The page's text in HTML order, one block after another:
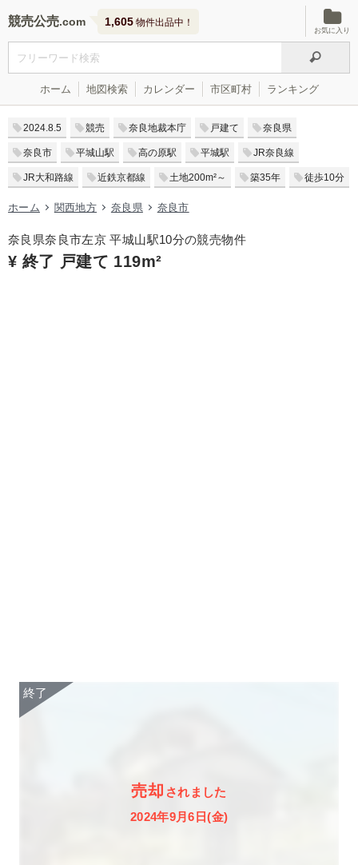
競売公売 1,605 物件出品中！
お気に入り
ホーム 地図検索 カレンダー 市区町村 ランキング
2024.8.5 競売 奈良地裁本庁 戸建て 奈良県
奈良市 平城山駅 高の原駅 平城駅 JR奈良線
JR大和路線 近鉄京都線 土地200m²～ 築35年 徒歩10分
ホーム 関西地方 奈良県 奈良市
奈良県奈良市左京 平城山駅10分の競売物件
¥ 終了 戸建て 119m²
売却 されました
2024年9月6日(金)